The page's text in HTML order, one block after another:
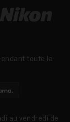
toute la
au vendredi de